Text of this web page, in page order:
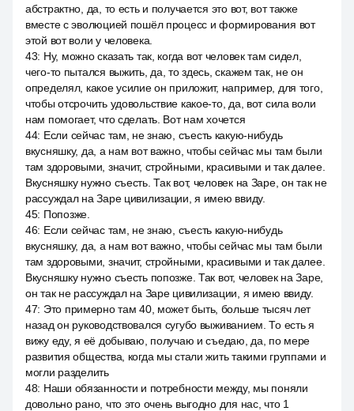
абстрактно, да, то есть и получается это вот, вот также
вместе с эволюцией пошёл процесс и формирования вот
этой вот воли у человека.
43: Ну, можно сказать так, когда вот человек там сидел,
чего-то пытался выжить, да, то здесь, скажем так, не он
определял, какое усилие он приложит, например, для того,
чтобы отсрочить удовольствие какое-то, да, вот сила воли
нам помогает, что сделать. Вот нам хочется
44: Если сейчас там, не знаю, съесть какую-нибудь
вкусняшку, да, а нам вот важно, чтобы сейчас мы там были
там здоровыми, значит, стройными, красивыми и так далее.
Вкусняшку нужно съесть. Так вот, человек на Заре, он так не
рассуждал на Заре цивилизации, я имею ввиду.
45: Попозже.
46: Если сейчас там, не знаю, съесть какую-нибудь
вкусняшку, да, а нам вот важно, чтобы сейчас мы там были
там здоровыми, значит, стройными, красивыми и так далее.
Вкусняшку нужно съесть попозже. Так вот, человек на Заре,
он так не рассуждал на Заре цивилизации, я имею ввиду.
47: Это примерно там 40, может быть, больше тысяч лет
назад он руководствовался сугубо выживанием. То есть я
вижу еду, я её добываю, получаю и съедаю, да, по мере
развития общества, когда мы стали жить такими группами и
могли разделить
48: Наши обязанности и потребности между, мы поняли
довольно рано, что это очень выгодно для нас, что 1